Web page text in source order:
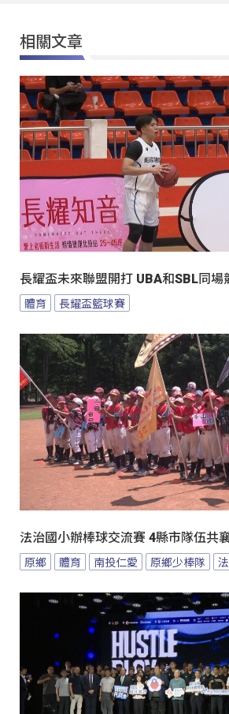
相關文章
長耀盃未來聯盟開打 UBA和SBL同場
體育 長耀盃籃球賽
法治國小辦棒球交流賽 4縣市隊伍共
原鄉 體育 南投仁愛 原鄉少棒隊